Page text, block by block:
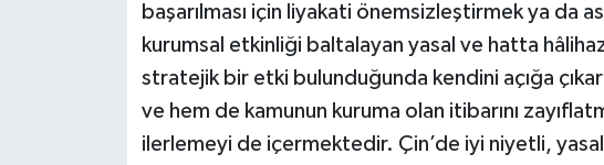
başarılması için liyakati önemsizleştirmek ya da
kurumsal etkinliği baltalayan yasal ve hatta
stratejik bir etki bulunduğunda kendini açığa
ve hem de kamunun kuruma olan itibarını
ilerlemeyi de içermektedir. Çin’de iyi niyetli,